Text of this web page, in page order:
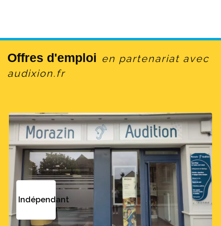
Offres d'emploi en partenariat avec
audixion.fr
Indépendant